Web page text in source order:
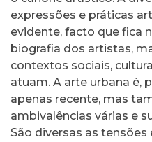
expressões e práticas
evidente, facto que fica
biografia dos artistas,
contextos sociais,
atuam. A arte urbana é,
apenas recente, mas
ambivalências várias e
São diversas as